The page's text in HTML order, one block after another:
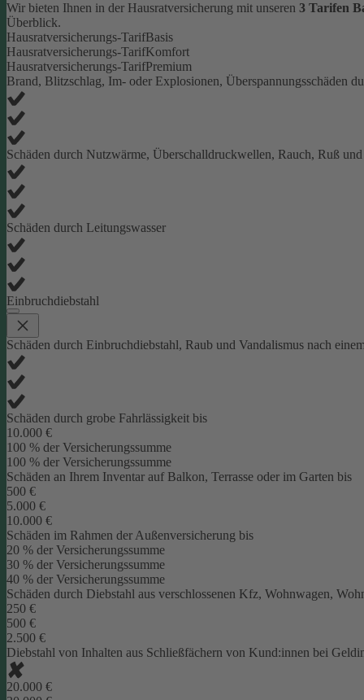
Wir bieten Ihnen in der Hausratversicherung mit unseren 3 Tarifen
Überblick.
Hausratversicherungs-TarifBasis
Hausratversicherungs-TarifKomfort
Hausratversicherungs-TarifPremium
Brand, Blitzschlag, Im- oder Explosionen, Überspannungsschäden
Schäden durch Nutzwärme, Überschalldruckwellen, Rauch, Ruß
Schäden durch Leitungswasser
Einbruchdiebstahl
Schäden durch Einbruchdiebstahl, Raub und Vandalismus nach
Schäden durch grobe Fahrlässigkeit bis
10.000 €
100 % der Versicherungssumme
100 % der Versicherungssumme
Schäden an Ihrem Inventar auf Balkon, Terrasse oder im Garten bis
500 €
5.000 €
10.000 €
Schäden im Rahmen der Außenversicherung bis
20 % der Versicherungssumme
30 % der Versicherungssumme
40 % der Versicherungssumme
Schäden durch Diebstahl aus verschlossenen Kfz, Wohnwagen,
250 €
500 €
2.500 €
Diebstahl von Inhalten aus Schließfächern von Kund:innen bei
20.000 €